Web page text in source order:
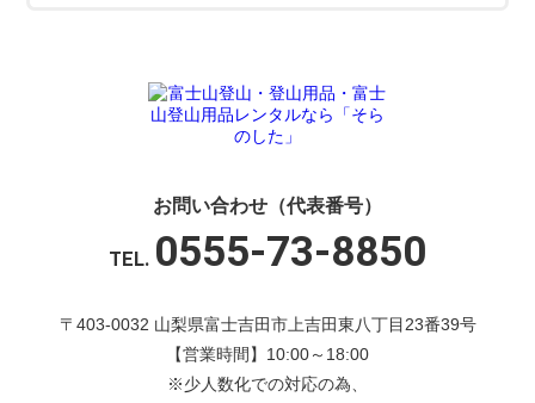
お問い合わせ（代表番号）
TEL. 0555-73-8850
〒403-0032 山梨県富士吉田市上吉田東八丁目23番39号
【営業時間】10:00～18:00
※少人数化での対応の為、